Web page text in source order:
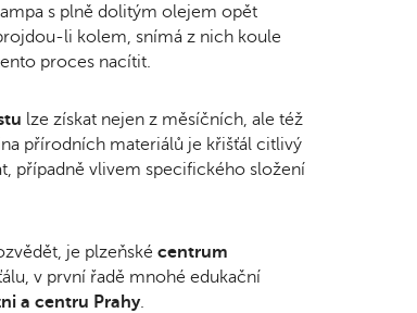
s plně dolitým olejem opět
li kolem, snímá z nich koule
proces nacítit.
lze získat nejen z měsíčních, ale též
přírodních materiálů je křišťál citlivý
případně vlivem specifického složení
je plzeňské centrum
v první řadě mnohé edukační
a centru Prahy.